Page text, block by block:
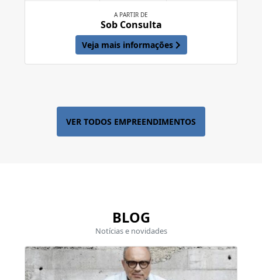
A PARTIR DE
Sob Consulta
Veja mais informações
VER TODOS EMPREENDIMENTOS
BLOG
Notícias e novidades